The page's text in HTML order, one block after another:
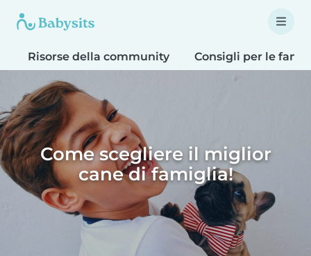
Risorse della community Consigli per le
Come scegliere il miglior
cane di famiglia!